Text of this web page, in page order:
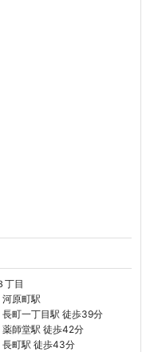
丁目
原町駅
町一丁目駅 徒歩39分
薬師堂駅 徒歩42分
長町駅 徒歩43分